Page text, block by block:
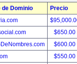
de Dominio
Precio
$650.00
$600.00
$550.00